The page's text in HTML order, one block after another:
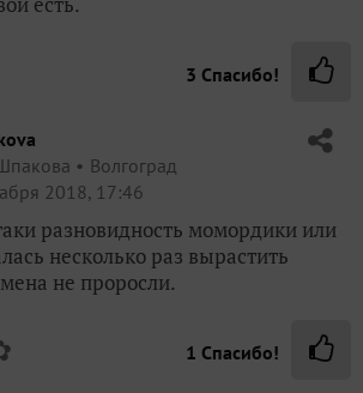
3 Спасибо!
Волгоград
2018, 17:46
разновидность момордики или
несколько раз вырастить
не проросли.
1 Спасибо!